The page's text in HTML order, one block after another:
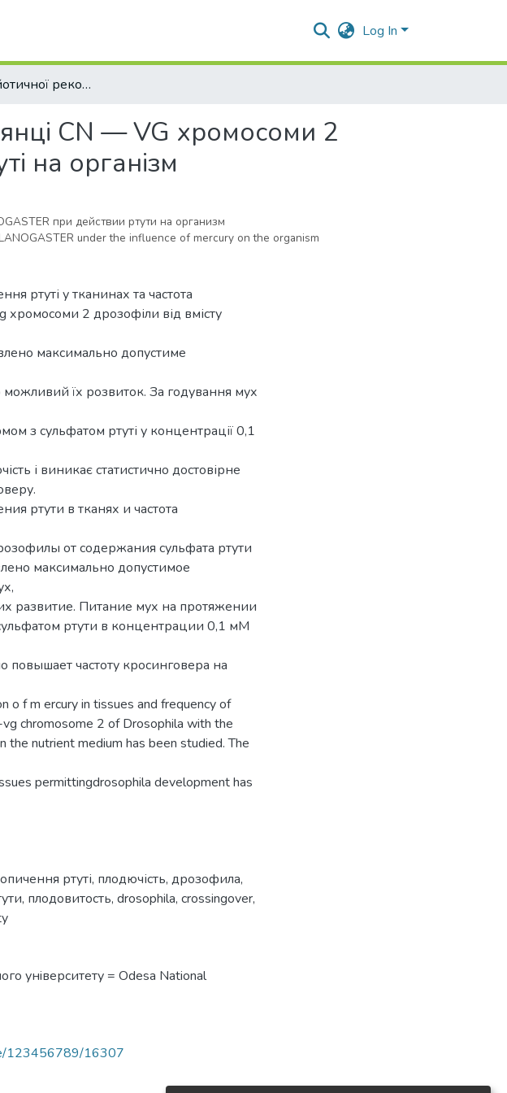
Log In
Частота мейотичної рекомбінації на ділянці CN — VG хромосоми 2 DROSOPHILA MELANOGASTER за дї ртуті на організм
CN — VG хромосоми 2
на організм
при действии ртути на организм
under the influence of mercury on the organism
ртуті у тканинах та частота
хромосоми 2 дрозофіли від вмісту
максимально допустиме
можливий їх розвиток. За годування мух
з сульфатом ртуті у концентрації 0,1
і виникає статистично достовірне
ртути в тканях и частота
от содержания сульфата ртути
максимально допустимое
развитие. Питание мух на протяжении
ртути в концентрации 0,1 мМ
повышает частоту кросинговера на
o f m ercury in tissues and frequency of
chromosome 2 of Drosophila with the
the nutrient medium has been studied. The
permittingdrosophila development has
ртуті, плодючість, дрозофила,
, плодовитость, drosophila, crossingover,
унiверситету = Odesa National
123456789/16307